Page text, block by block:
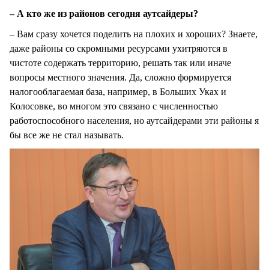
– А кто же из районов сегодня аутсайдеры?
– Вам сразу хочется поделить на плохих и хороших? Знаете,
даже районы со скромными ресурсами ухитряются в
чистоте содержать территорию, решать так или иначе
вопросы местного значения. Да, сложно формируется
налогооблагаемая база, например, в Больших Уках и
Колосовке, во многом это связано с численностью
работоспособного населения, но аутсайдерами эти районы я
бы все же не стал называть.